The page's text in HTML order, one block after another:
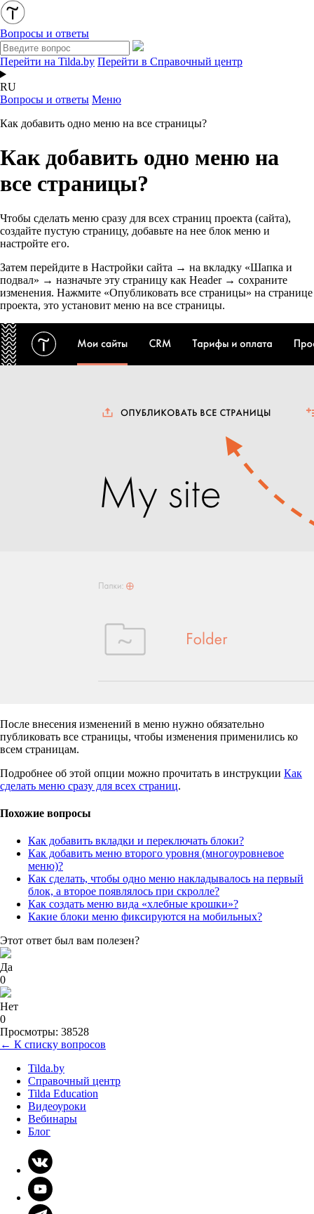
Вопросы и ответы
Перейти на Tilda.by Перейти в Справочный центр
RU
Вопросы и ответы Меню
Как добавить одно меню на все страницы?
Как добавить одно меню на
все страницы?
Чтобы сделать меню сразу для всех страниц проекта (сайта),
создайте пустую страницу, добавьте на нее блок меню и
настройте его.
Затем перейдите в Настройки сайта → на вкладку «Шапка и
подвал» → назначьте эту страницу как Header → сохраните
изменения. Нажмите «Опубликовать все страницы» на странице
проекта, это установит меню на все страницы.
После внесения изменений в меню нужно обязательно
публиковать все страницы, чтобы изменения применились ко
всем страницам.
Подробнее об этой опции можно прочитать в инструкции Как
сделать меню сразу для всех страниц.
Похожие вопросы
Как добавить вкладки и переключать блоки?
Как добавить меню второго уровня (многоуровневое
меню)?
Как сделать, чтобы одно меню накладывалось на первый
блок, а второе появлялось при скролле?
Как создать меню вида «хлебные крошки»?
Какие блоки меню фиксируются на мобильных?
Этот ответ был вам полезен?
Да
0
Нет
0
Просмотры: 38528
← К списку вопросов
Tilda.by
Справочный центр
Tilda Education
Видеоуроки
Вебинары
Блог